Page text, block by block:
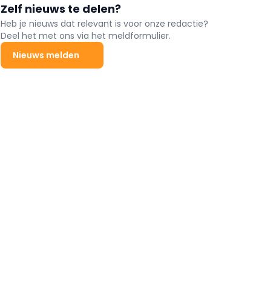
Zelf nieuws te delen?
Heb je nieuws dat relevant is voor onze redactie?
Deel het met ons via het meldformulier.
Nieuws melden